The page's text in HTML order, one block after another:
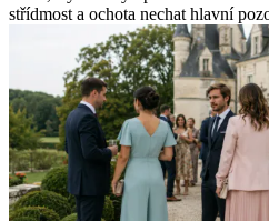
střídmost a ochota nechat hlavní